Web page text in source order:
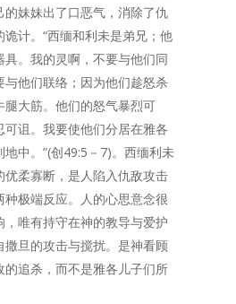
的妹妹出了口恶气，消除了仇
计。“西缅和利未是弟兄；他
。我的灵啊，不要与他们同
与他们联络；因为他们趁怒杀
腿大筋。他们的怒气暴烈可
可诅。我要使他们分居在雅各
中。”(创49:5－7)。西缅利未
优柔寡断，是人陷入仇敌攻击
极端反应。人的心思意念很
唯有持守在神的教导与爱护
撒旦的攻击与搅扰。是神看顾
的追杀，而不是雅各儿子们所